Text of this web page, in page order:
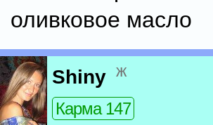
оливковое масло
Shiny ж
Карма 147